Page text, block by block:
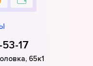
17
65к1